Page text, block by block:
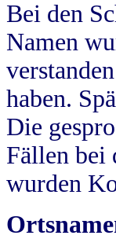
Bei den
Namen
haben.
Die
Fällen bei
wurden